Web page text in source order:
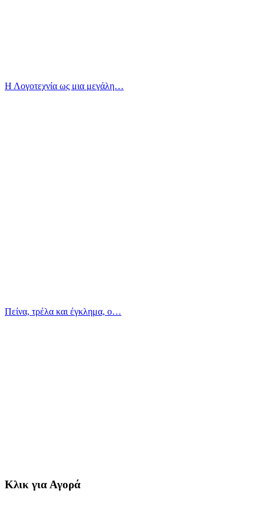
Η Λογοτεχνία ως μια μεγάλη…
Πείνα, τρέλα και έγκλημα, ο…
Κλικ για Αγορά